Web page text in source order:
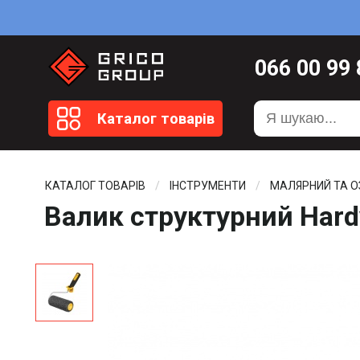
Каталог товарів
066 00 99
099 20 51
099 20 59
КАТАЛОГ ТОВАРІВ ІНСТРУМЕНТИ МАЛЯРНИЙ ТА
Валик структурний